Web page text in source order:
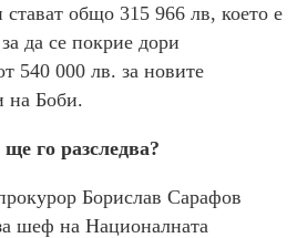
общо 315 966 лв, което е
да се покрие дори
540 000 лв. за новите
на Боби.
го разследва?
Борислав Сарафов
шеф на Националната